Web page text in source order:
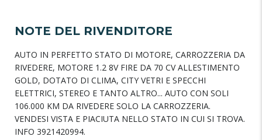
NOTE DEL RIVENDITORE
AUTO IN PERFETTO STATO DI MOTORE, CARROZZERIA DA
RIVEDERE, MOTORE 1.2 8V FIRE DA 70 CV ALLESTIMENTO
GOLD, DOTATO DI CLIMA, CITY VETRI E SPECCHI
ELETTRICI, STEREO E TANTO ALTRO... AUTO CON SOLI
106.000 KM DA RIVEDERE SOLO LA CARROZZERIA.
VENDESI VISTA E PIACIUTA NELLO STATO IN CUI SI TROVA.
INFO 3921420994.